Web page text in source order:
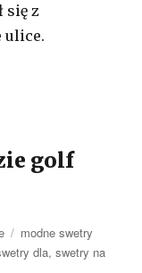
się z
ulice.
golf
Tagi
modne swetry
dla,swetry na